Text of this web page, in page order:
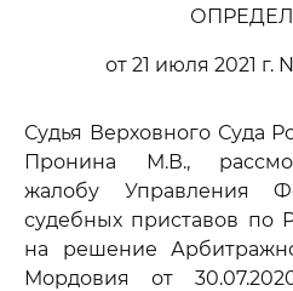
от 21 июля 2021 г.
Судья Верховного Суда
Пронина М.В.,
жалобу Управления
судебных приставов по
на решение
Мордовия от